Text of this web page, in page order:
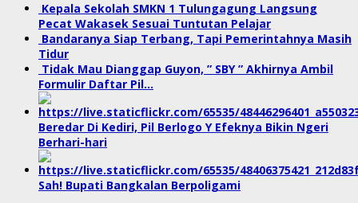
Kepala Sekolah SMKN 1 Tulungagung Langsung
Pecat Wakasek Sesuai Tuntutan Pelajar
Bandaranya Siap Terbang, Tapi Pemerintahnya Masih
Tidur
Tidak Mau Dianggap Guyon, ” SBY ” Akhirnya Ambil
Formulir Daftar Pil…
Beredar Di Kediri, Pil Berlogo Y Efeknya Bikin Ngeri
Berhari-hari
Sah! Bupati Bangkalan Berpoligami